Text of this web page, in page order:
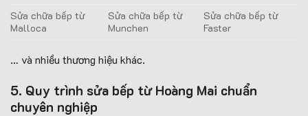
Sửa chữa bếp từ
Malloca
Sửa chữa bếp từ
Munchen
Sửa chữa bếp từ
Faster
… và nhiều thương hiệu khác.
5. Quy trình sửa bếp từ Hoàng Mai chuẩn
chuyên nghiệp